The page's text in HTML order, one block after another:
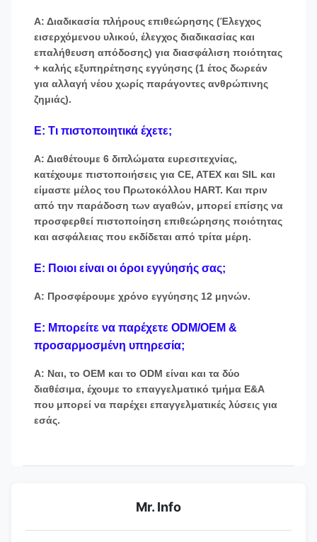
Α: Διαδικασία πλήρους επιθεώρησης (Έλεγχος
εισερχόμενου υλικού, έλεγχος διαδικασίας και
επαλήθευση απόδοσης) για διασφάλιση ποιότητας
+ καλής εξυπηρέτησης εγγύησης (1 έτος δωρεάν
για αλλαγή νέου χωρίς παράγοντες ανθρώπινης
ζημιάς).
Ε: Τι πιστοποιητικά έχετε;
Α: Διαθέτουμε 6 διπλώματα ευρεσιτεχνίας,
κατέχουμε πιστοποιήσεις για CE, ATEX και SIL και
είμαστε μέλος του Πρωτοκόλλου HART. Και πριν
από την παράδοση των αγαθών, μπορεί επίσης να
προσφερθεί πιστοποίηση επιθεώρησης ποιότητας
και ασφάλειας που εκδίδεται από τρίτα μέρη.
Ε: Ποιοι είναι οι όροι εγγύησής σας;
Α: Προσφέρουμε χρόνο εγγύησης 12 μηνών.
Ε: Μπορείτε να παρέχετε ODM/OEM &
προσαρμοσμένη υπηρεσία;
Α: Ναι, το OEM και το ODM είναι και τα δύο
διαθέσιμα, έχουμε το επαγγελματικό τμήμα Ε&Α
που μπορεί να παρέχει επαγγελματικές λύσεις για
εσάς.
Mr. Info